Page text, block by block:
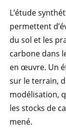
L’étude
permettent
du sol et les
carbone dans
en œuvre. Un
sur le terrain,
modélisation,
les stocks de
mené.